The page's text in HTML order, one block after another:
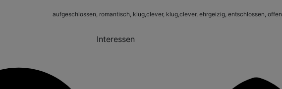
aufgeschlossen, romantisch, klug,clever, klug,clever, ehrgeizig, entschlossen, offen
Interessen